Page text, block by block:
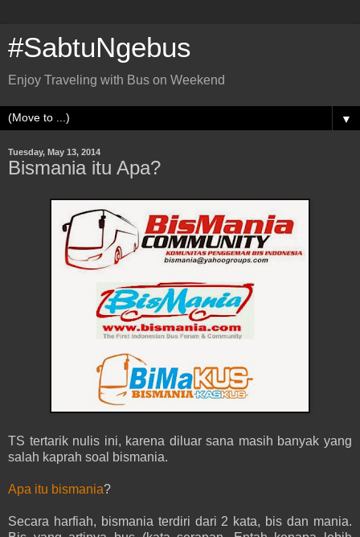
#SabtuNgebus
Enjoy Traveling with Bus on Weekend
▼
Tuesday, May 13, 2014
Bismania itu Apa?
TS tertarik nulis ini, karena diluar sana masih banyak yang
salah kaprah soal bismania.
Apa itu bismania?
Secara harfiah, bismania terdiri dari 2 kata, bis dan mania.